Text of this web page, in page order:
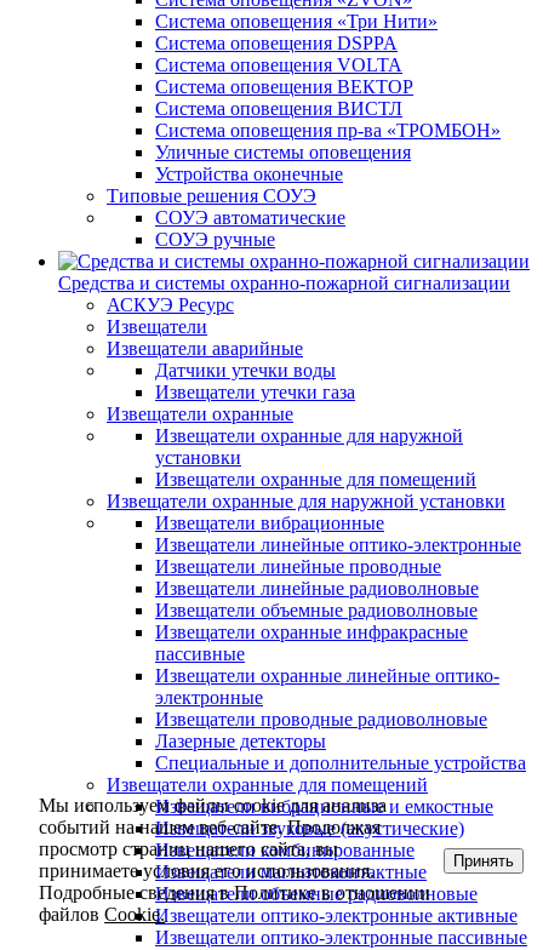
Система оповещения «Три Нити»
Система оповещения DSPPA
Система оповещения VOLTA
Система оповещения ВЕКТОР
Система оповещения ВИСТЛ
Система оповещения пр-ва «ТРОМБОН»
Уличные системы оповещения
Устройства оконечные
Типовые решения СОУЭ
СОУЭ автоматические
СОУЭ ручные
Средства и системы охранно-пожарной сигнализации
АСКУЭ Ресурс
Извещатели
Извещатели аварийные
Датчики утечки воды
Извещатели утечки газа
Извещатели охранные
Извещатели охранные для наружной
установки
Извещатели охранные для помещений
Извещатели охранные для наружной установки
Извещатели вибрационные
Извещатели линейные оптико-электронные
Извещатели линейные проводные
Извещатели линейные радиоволновые
Извещатели объемные радиоволновые
Извещатели охранные инфракрасные
пассивные
Извещатели охранные линейные оптико-
электронные
Извещатели проводные радиоволновые
Лазерные детекторы
Специальные и дополнительные устройства
Извещатели охранные для помещений
Извещатели вибрационные и емкостные
Извещатели звуковые (акустические)
Извещатели комбинированные
Извещатели магнитоконтактные
Извещатели объемные радиоволновые
Извещатели оптико-электронные активные
Извещатели оптико-электронные пассивные
Мы используем файлы cookie для анализа
событий на нашем веб-сайте. Продолжая
просмотр страниц нашего сайта, вы
принимаете условия его использования.
Подробные сведения в Политике в отношении
файловCookie.
Принять